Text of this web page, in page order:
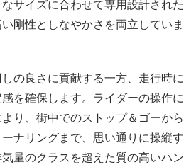
サイズに合わせて専用設計された
剛性としなやかさを両立していま
の良さに貢献する一方、走行時に
を確保します。ライダーの操作に
り、街中でのストップ＆ゴーから
ナリングまで、思い通りに操縦す
量のクラスを超えた質の高いハン